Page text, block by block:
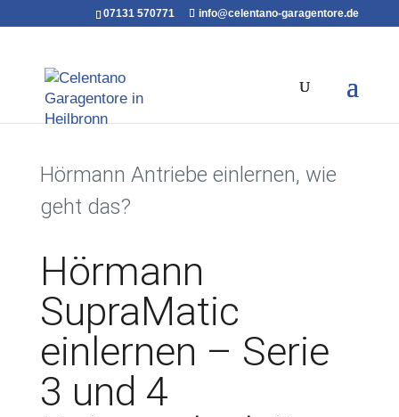
07131 570771 info@celentano-garagentore.de
Hörmann Antriebe einlernen, wie
geht das?
Hörmann
SupraMatic
einlernen – Serie
3 und 4